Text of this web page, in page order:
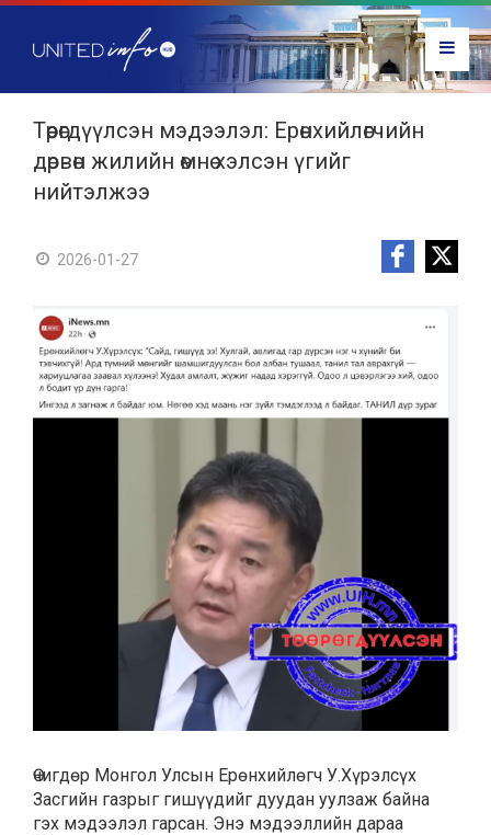
Төөрөгдүүлсэн мэдээлэл: Ерөнхийлөгчийн
дөрвөн жилийн өмнө хэлсэн үгийг
нийтэлжээ
2026-01-27
Өчигдөр Монгол Улсын Ерөнхийлөгч У.Хүрэлсүх
Засгийн газрыг гишүүдийг дуудан уулзаж байна
гэх мэдээлэл гарсан. Энэ мэдээллийн дараа